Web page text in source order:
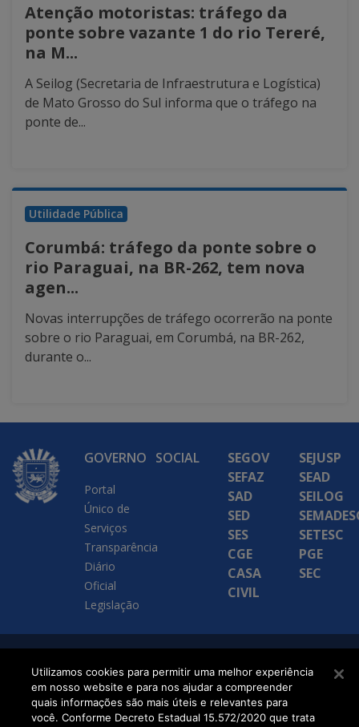
Atenção motoristas: tráfego da
ponte sobre vazante 1 do rio Tereré,
na M...
A Seilog (Secretaria de Infraestrutura e Logística)
de Mato Grosso do Sul informa que o tráfego na
ponte de...
Utilidade Pública
Corumbá: tráfego da ponte sobre o
rio Paraguai, na BR-262, tem nova
agen...
Novas interrupções de tráfego ocorrerão na ponte
sobre o rio Paraguai, em Corumbá, na BR-262,
durante o...
GOVERNO
Portal
Único de
Serviços
Transparência
Diário
Oficial
Legislação
SOCIAL
SEGOV
SEFAZ
SAD
SED
SES
CGE
CASA
CIVIL
SEJUSP
SEAD
SEILOG
SETESC
PGE
SEC
SETDIG | Secretaria-
Executiva de
Transformação Digital
Utilizamos cookies para permitir uma melhor experiência
em nosso website e para nos ajudar a compreender
quais informações são mais úteis e relevantes para
você. Conforme Decreto Estadual 15.572/2020 que trata